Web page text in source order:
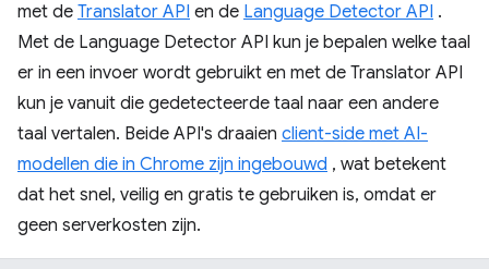
met de Translator API en de Language Detector API .
Met de Language Detector API kun je bepalen welke taal
er in een invoer wordt gebruikt en met de Translator API
kun je vanuit die gedetecteerde taal naar een andere
taal vertalen. Beide API's draaien client-side met AI-
modellen die in Chrome zijn ingebouwd , wat betekent
dat het snel, veilig en gratis te gebruiken is, omdat er
geen serverkosten zijn.